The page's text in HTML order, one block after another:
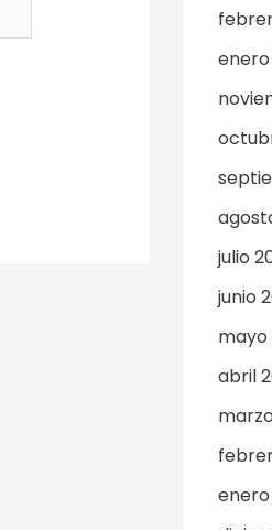
julio
junio
mayo
abril